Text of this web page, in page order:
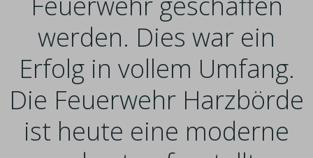
werden. Dies war ein
Erfolg in vollem Umfang.
Die Feuerwehr Harzbörde
ist heute eine moderne